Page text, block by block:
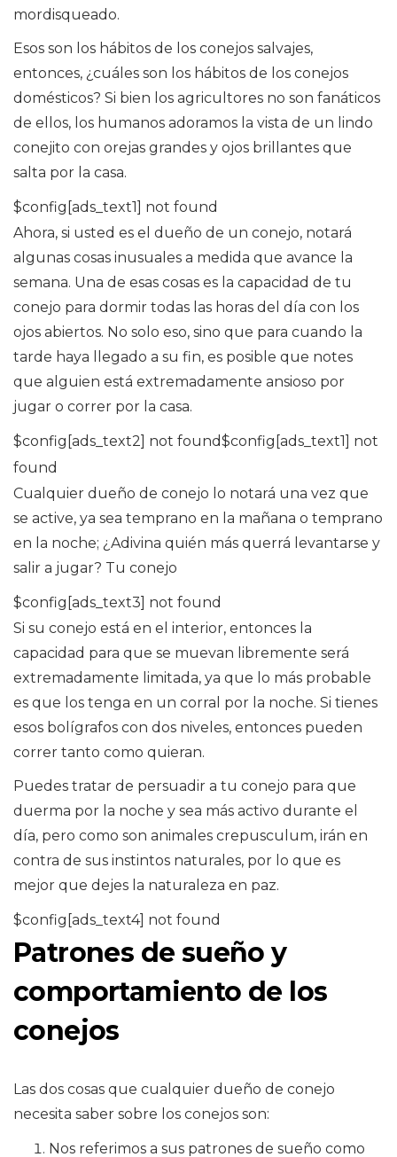
mordisqueado.
Esos son los hábitos de los conejos salvajes,
entonces, ¿cuáles son los hábitos de los conejos
domésticos? Si bien los agricultores no son fanáticos
de ellos, los humanos adoramos la vista de un lindo
conejito con orejas grandes y ojos brillantes que
salta por la casa.
$config[ads_text1] not found
Ahora, si usted es el dueño de un conejo, notará
algunas cosas inusuales a medida que avance la
semana. Una de esas cosas es la capacidad de tu
conejo para dormir todas las horas del día con los
ojos abiertos. No solo eso, sino que para cuando la
tarde haya llegado a su fin, es posible que notes
que alguien está extremadamente ansioso por
jugar o correr por la casa.
$config[ads_text2] not found$config[ads_text1] not
found
Cualquier dueño de conejo lo notará una vez que
se active, ya sea temprano en la mañana o temprano
en la noche; ¿Adivina quién más querrá levantarse y
salir a jugar? Tu conejo
$config[ads_text3] not found
Si su conejo está en el interior, entonces la
capacidad para que se muevan libremente será
extremadamente limitada, ya que lo más probable
es que los tenga en un corral por la noche. Si tienes
esos bolígrafos con dos niveles, entonces pueden
correr tanto como quieran.
Puedes tratar de persuadir a tu conejo para que
duerma por la noche y sea más activo durante el
día, pero como son animales crepusculum, irán en
contra de sus instintos naturales, por lo que es
mejor que dejes la naturaleza en paz.
$config[ads_text4] not found
Patrones de sueño y
comportamiento de los
conejos
Las dos cosas que cualquier dueño de conejo
necesita saber sobre los conejos son:
Nos referimos a sus patrones de sueño como